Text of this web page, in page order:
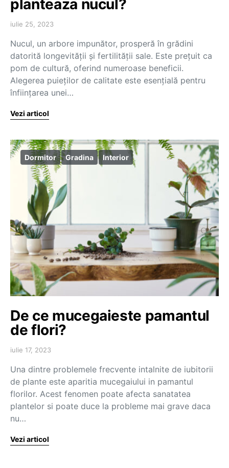
planteaza nucul?
iulie 25, 2023
Nucul, un arbore impunător, prosperă în grădini
datorită longevității și fertilității sale. Este prețuit ca
pom de cultură, oferind numeroase beneficii.
Alegerea puieților de calitate este esențială pentru
înființarea unei…
Vezi articol
Dormitor Gradina Interior
De ce mucegaieste pamantul
de flori?
iulie 17, 2023
Una dintre problemele frecvente intalnite de iubitorii
de plante este aparitia mucegaiului in pamantul
florilor. Acest fenomen poate afecta sanatatea
plantelor si poate duce la probleme mai grave daca
nu…
Vezi articol